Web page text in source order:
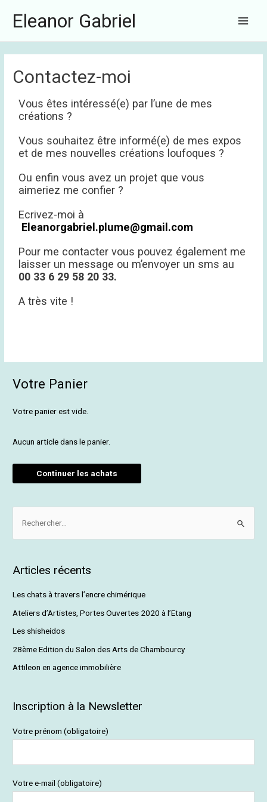
contenuEleanor Gabriel
Contactez-moi
Vous êtes intéressé(e) par l’une de mes
créations ?
Vous souhaitez être informé(e) de mes expos
et de mes nouvelles créations loufoques ?
Ou enfin vous avez un projet que vous
aimeriez me confier ?
Ecrivez-moi à
Eleanorgabriel.plume@gmail.com
Pour me contacter vous pouvez également me
laisser un message ou m’envoyer un sms au
00 33 6 29 58 20 33.
A très vite !
Votre Panier
Votre panier est vide.
Aucun article dans le panier.
Continuer les achats
e
h
e
r
:
Articles récents
Les chats à travers l’encre chimérique
Ateliers d’Artistes, Portes Ouvertes 2020 à l’Etang
Les shisheidos
28ème Edition du Salon des Arts de Chambourcy
Attileon en agence immobilière
Inscription à la Newsletter
Votre prénom (obligatoire)
Votre e-mail (obligatoire)